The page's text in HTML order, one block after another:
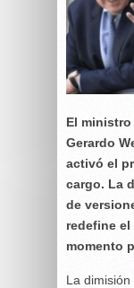
El
Gerardo
activó el
cargo. La
de
redefine
momento
La